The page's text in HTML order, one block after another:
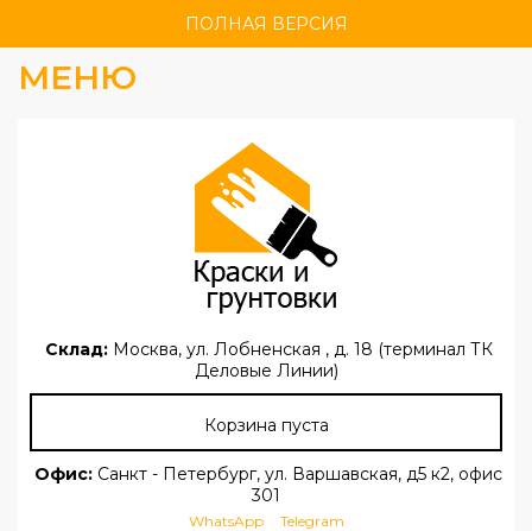
ПОЛНАЯ ВЕРСИЯ
МЕНЮ
Склад:Москва, ул. Лобненская , д. 18 (терминал ТК
Деловые Линии)
Корзина пуста
Офис: Санкт - Петербург, ул. Варшавская, д5 к2, офис
301
WhatsApp Telegram